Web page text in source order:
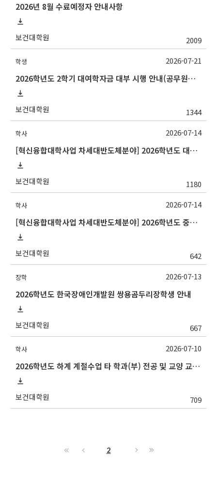
2026년 8월 수료예정자 안내사항
보건대학원 2009
학생
2026학년도 2학기 대여학자금 대부 시행 안내(공무원연금공단)
보건대학원 1344
2026-07-21
학사
[혁신융합대학사업 차세대반도체분야] 2026학년도 대구대학교 2학기 교류 수학 안내
보건대학원 1180
2026-07-14
학사
[혁신융합대학사업 차세대반도체분야] 2026학년도 중앙대학교 2학기 교류 수학 안내
보건대학원 642
2026-07-14
장학
2026학년도 한국장애인개발원 쌍용곰두리장학생 안내
보건대학원 667
2026-07-13
학사
2026학년도 하계 계절수업 타 학과(부) 전공 및 교양 교과목 성적평가방법 선택제 신청 안내(~7/15 수)
보건대학원 709
2026-07-10
2